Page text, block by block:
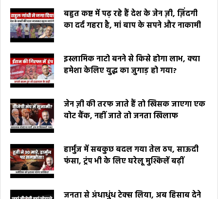
बहुत कष्ट में पढ़ रहे हैं देश के जेन ज़ी, ज़िंदगी
का दर्द गहरा है, मां बाप के सपने और नाकामी
इस्लामिक नाटो बनने से किसे होगा लाभ, क्या
हमेशा केलिए युद्ध का जुगाड़ हो गया?
जेन ज़ी की तरफ जाते हैं तो खिसक जाएगा एक
वोट बैंक, नहीं जाते तो जनता खिलाफ
हार्मुज में सबकुछ बदल गया तेल ठप, साऊदी
फंसा, ट्रंप भी के लिए घरेलू मुश्किलें बढ़ीं
जनता से अंधाधुंध टेक्स लिया, अब हिसाब देने